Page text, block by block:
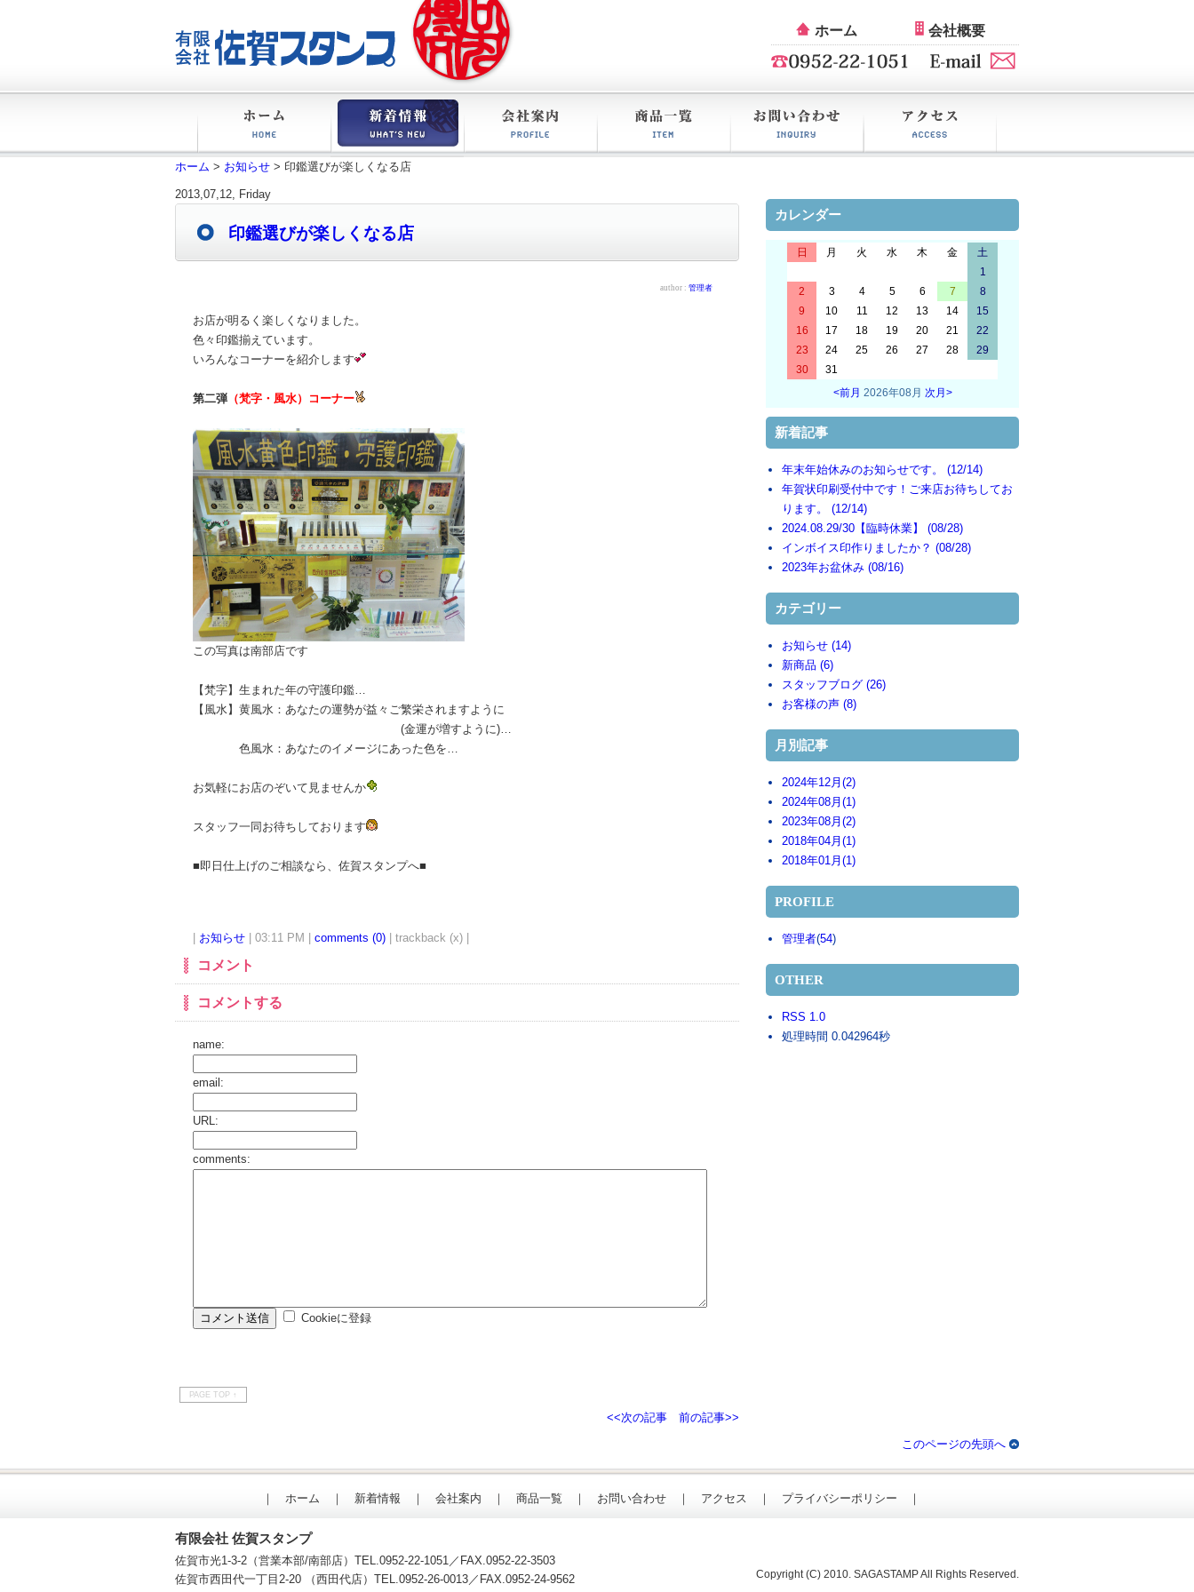
ホーム 会社概要
ホーム 新着情報
ホーム > お知らせ > 印鑑選びが楽しくなる店
カレンダー
日 月 火 水 木 金
土
1
2
3 4 5 6 7
8
9
10 11 12 13 14
15
16
17 18 19 20 21
22
23
24 25 26 27 28
29
30
31
<前月 2026年08月 次月>
新着記事
年末年始休みのお知らせです。 (12/14)
年賀状印刷受付中です！ご来店お待ちしてお
ります。 (12/14)
2024.08.29/30【臨時休業】 (08/28)
インボイス印作りましたか？ (08/28)
2023年お盆休み (08/16)
カテゴリー
お知らせ (14)
新商品 (6)
スタッフブログ (26)
お客様の声 (8)
月別記事
2024年12月(2)
2024年08月(1)
2023年08月(2)
2018年04月(1)
2018年01月(1)
PROFILE
管理者(54)
OTHER
RSS 1.0
処理時間 0.042964秒
2013,07,12, Friday
印鑑選びが楽しくなる店
author : 管理者
お店が明るく楽しくなりました。
色々印鑑揃えています。
いろんなコーナーを紹介します
第二弾 （梵字・風水）コーナー
この写真は南部店です
【梵字】生まれた年の守護印鑑…
【風水】黄風水：あなたの運勢が益々ご繁栄されますように
(金運が増すように)…
色風水：あなたのイメージにあった色を…
お気軽にお店のぞいて見ませんか
スタッフ一同お待ちしております
■即日仕上げのご相談なら、佐賀スタンプへ■
お知らせ | 03:11 PM | comments (0) | trackback (x) |
コメント
コメントする
name:
email:
URL:
comments:
Cookieに登録
PAGE TOP ↑
<<次の記事
前の記事>>
このページの先頭へ
｜ ホーム ｜ 新着情報 ｜ 会社案内 ｜ 商品一覧 ｜ お問い合わせ ｜ アクセス ｜ プライバシーポリシー ｜
有限会社 佐賀スタンプ
佐賀市光1-3-2（営業本部/南部店）TEL.0952-22-1051／FAX.0952-22-3503
佐賀市西田代一丁目2-20 （西田代店）TEL.0952-26-0013／FAX.0952-24-9562 Copyright (C) 2010. SAGASTAMP All Rights Reserved.